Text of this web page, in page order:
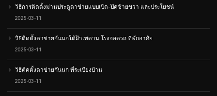
วิธีการติดตั้งม่านประตูตาข่ายแบบเปิด-ปิดซ้ายขวา และประโยชน์
2025-03-11
วิธีติดตั้งตาข่ายกันนกใต้ฝ้าเพดาน โรงจอดรถ ที่พักอาศัย
2025-03-11
วิธีติดตั้งตาข่ายกันนก ที่ระเบียงบ้าน
2025-03-11